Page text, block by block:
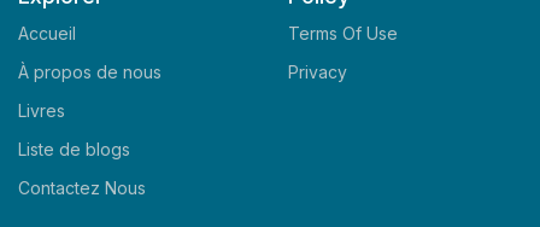
Accueil
À propos de nous
Livres
Liste de blogs
Contactez Nous
Terms Of Use
Privacy